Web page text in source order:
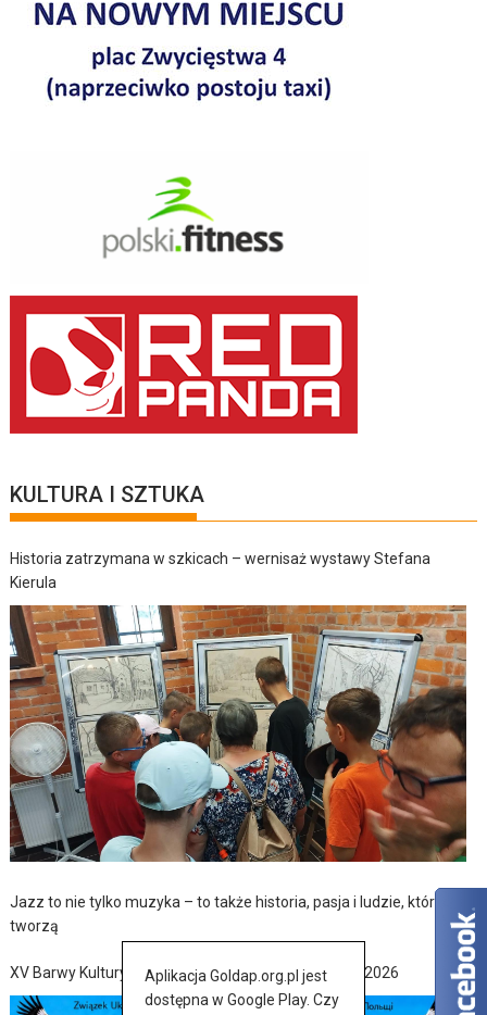
KULTURA I SZTUKA
Historia zatrzymana w szkicach – wernisaż wystawy Stefana
Kierula
Jazz to nie tylko muzyka – to także historia, pasja i ludzie, którzy ją
tworzą
XV Barwy Kultury Ukraińskiej w Baniach Mazurskich 2026
Aplikacja Goldap.org.pl jest
dostępna w Google Play. Czy